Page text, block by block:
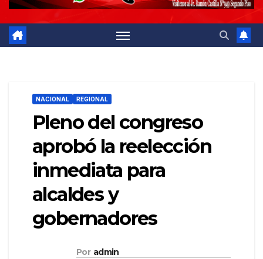
NACIONAL REGIONAL
Pleno del congreso
aprobó la reelección
inmediata para
alcaldes y
gobernadores
Por admin